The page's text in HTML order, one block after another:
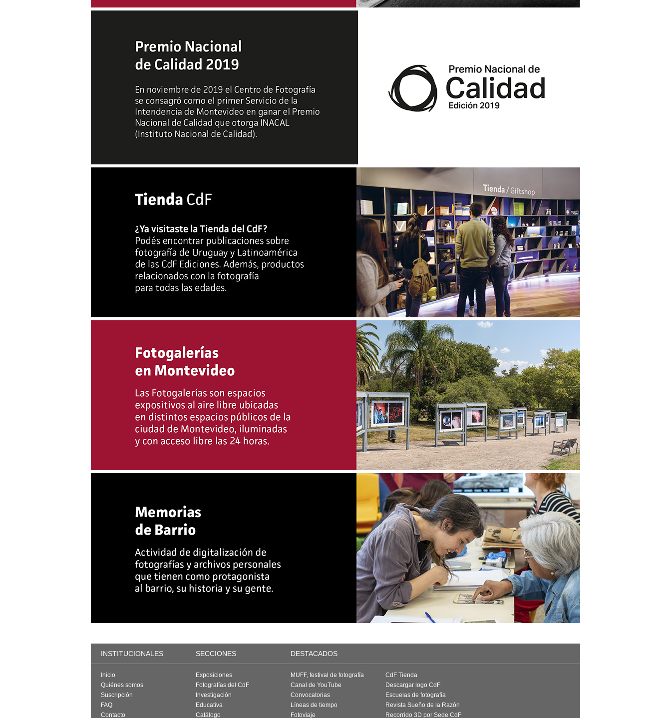
INSTITUCIONALES SECCIONES DESTACADOS
Inicio
Quiénes somos
Suscripción
FAQ
Contacto
Exposiciones
Fotografías del CdF
Investigación
Educativa
Catálogo
MUFF, festival de fotografía
Canal de YouTube
Convocatorias
Líneas de tiempo
Fotoviaje
CdF Tienda
Descargar logo CdF
Escuelas de fotografía
Revista Sueño de la Razón
Recorrido 3D por Sede CdF